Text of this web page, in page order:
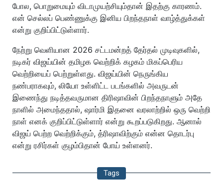
போல, பொறுமையும் விடாமுயற்சியும்தான் இதற்கு காரணம்.
என் செல்லப் பெண்ணுக்கு இனிய பிறந்தநாள் வாழ்த்துக்கள்
என்று குறிப்பிட்டுள்ளார்.
நேற்று வெளியான 2026 சட்டமன்றத் தேர்தல் முடிவுகளில்,
நடிகர் விஜய்யின் தமிழக வெற்றிக் கழகம் மிகப்பெரிய
வெற்றியைப் பெற்றுள்ளது. விஜய்யின் நெருங்கிய
நண்பராகவும், லியோ உள்ளிட்ட படங்களில் அவருடன்
இணைந்து நடித்தவருமான திரிஷாவின் பிறந்தநாளும் அதே
நாளில் அமைந்ததால், ஷார்மி இதனை வரலாற்றில் ஒரு வெற்றி
நாள் எனக் குறிப்பிட்டுள்ளார் என்று கூறப்படுகிறது. ஆனால்
விஜய் பெற்ற வெற்றிக்கும், த்ரிஷாவிற்கும் என்ன தொடர்பு
என்று ரசிர்கள் குழம்பிதான் போய் உள்ளனர்.
Tags